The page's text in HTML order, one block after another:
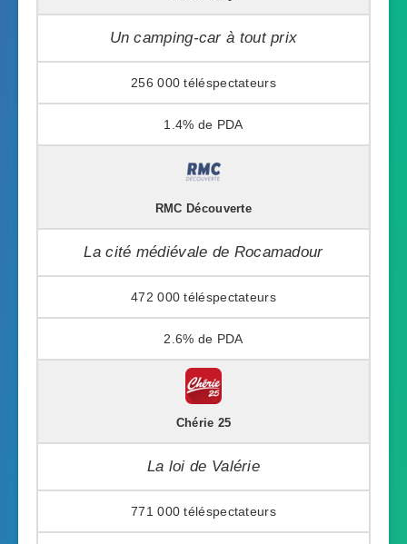
Un camping-car à tout prix
256 000
1.4%
RMC Découverte
La cité médiévale de Rocamadour
472 000
2.6%
Chérie 25
La loi de Valérie
771 000